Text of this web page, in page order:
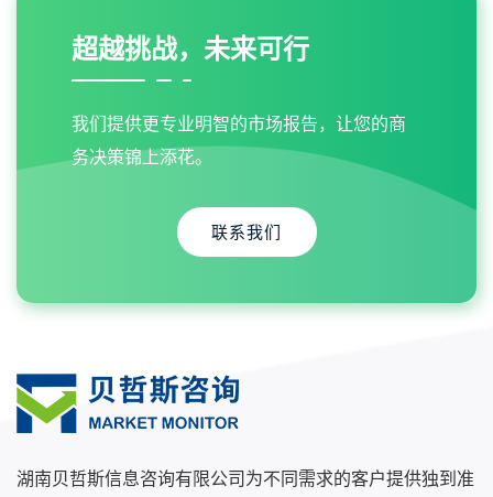
超越挑战，未来可行
我们提供更专业明智的市场报告，让您的商
务决策锦上添花。
联系我们
湖南贝哲斯信息咨询有限公司为不同需求的客户提供独到准